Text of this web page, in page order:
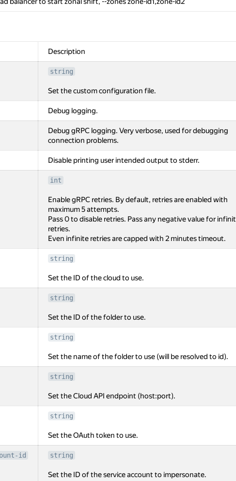
Description
string
Set the custom configuration file.
Debug logging.
Debug gRPC logging. Very verbose, used for debugging
connection problems.
Disable printing user intended output to stderr.
int
Enable gRPC retries. By default, retries are enabled with
maximum 5 attempts.
Pass 0 to disable retries. Pass any negative value for
retries.
Even infinite retries are capped with 2 minutes timeout.
string
Set the ID of the cloud to use.
string
Set the ID of the folder to use.
string
Set the name of the folder to use (will be resolved to id).
string
Set the Cloud API endpoint (host:port).
string
Set the OAuth token to use.
id string
Set the ID of the service account to impersonate.